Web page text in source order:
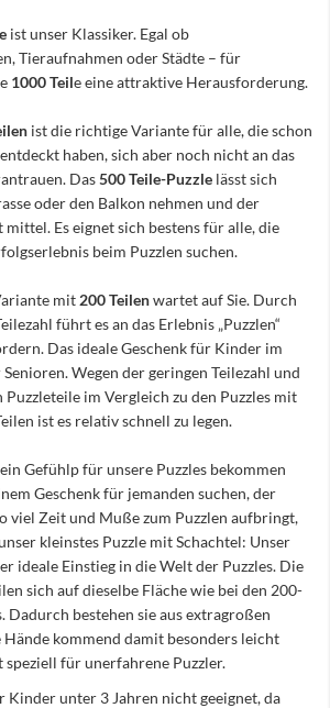
ist unser Klassiker. Egal ob
Tieraufnahmen oder Städte – für
1000 Teile eine attraktive Herausforderung.
ist die richtige Variante für alle, die schon
haben, sich aber noch nicht an das
Das500 Teile-Puzzle lässt sich
oder den Balkon nehmen und der
Es eignet sich bestens für alle, die
beim Puzzlen suchen.
mit 200 Teilenwartet auf Sie. Durch
führt es an das Erlebnis „Puzzlen“
Das ideale Geschenk für Kinder im
Wegen der geringen Teilezahl und
im Vergleich zu den Puzzles mit
ist es relativ schnell zu legen.
Gefühlp für unsere Puzzles bekommen
Geschenk für jemanden suchen, der
viel Zeit und Muße zum Puzzlen aufbringt,
kleinstes Puzzle mit Schachtel: Unser
ideale Einstieg in die Welt der Puzzles. Die
sich auf dieselbe Fläche wie bei den 200-
Dadurch bestehen sie aus extragroßen
Hände kommend damit besonders leicht
speziell für unerfahrene Puzzler.
Kinder unter 3 Jahren nicht geeignet, da